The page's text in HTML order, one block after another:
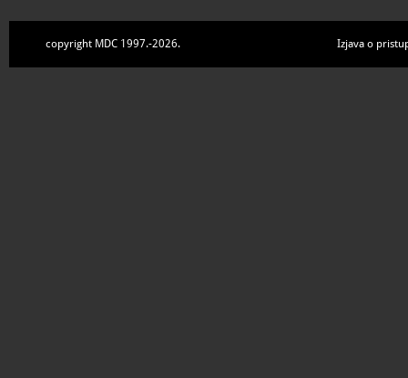
copyright MDC 1997.-2026. Izjava o